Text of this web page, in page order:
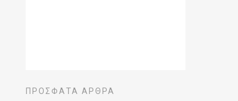
ΠΡΌΣΦΑΤΑ ΆΡΘΡΑ